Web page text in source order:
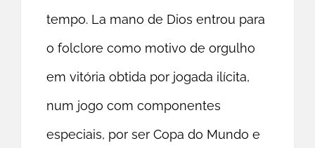
tempo. La mano de Dios entrou para
o folclore como motivo de orgulho
em vitória obtida por jogada ilícita,
num jogo com componentes
especiais, por ser Copa do Mundo e